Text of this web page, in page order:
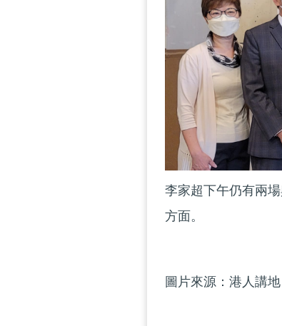
李家超下午仍有兩
方面。
圖片來源：港人講